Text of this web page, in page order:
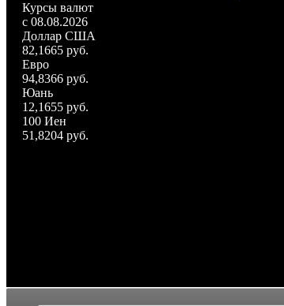
Курсы валют
c 08.08.2026
Доллар США
82,1665 руб.
Евро
94,8366 руб.
Юань
12,1655 руб.
100 Иен
51,8204 руб.